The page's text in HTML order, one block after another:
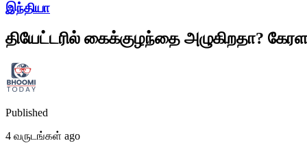
இந்தியா
தியேட்டரில் கைக்குழந்தை அழுகிறதா?
Published
4 வருடங்கள் ago